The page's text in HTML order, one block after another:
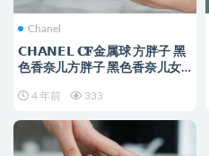
Chanel
𝗖𝗛𝗔𝗡𝗘𝗟 𝐂𝐅金属球 方胖子 黑
色香奈儿方胖子 黑色香奈儿女
4 年前 333